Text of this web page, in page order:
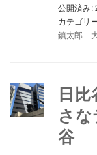
公開済み:
カテゴリ
鎮太郎
日
さ
谷